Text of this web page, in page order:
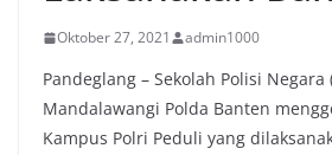
Oktober 27, 2021 admin1000
Pandeglang – Sekolah Polisi Negara
Mandalawangi Polda Banten
Kampus Polri Peduli yang